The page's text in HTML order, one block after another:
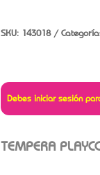
SKU: 143018
Debes iniciar sesión
TEMPERA